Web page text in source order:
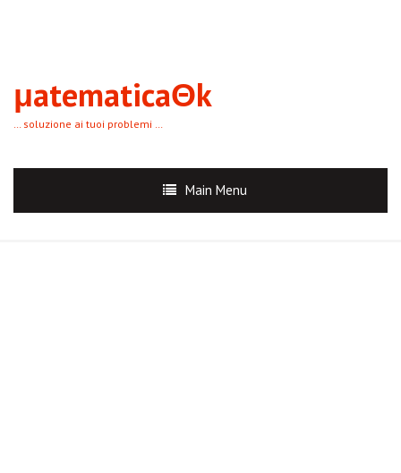
μatematicaΘk
… soluzione ai tuoi problemi …
Main Menu